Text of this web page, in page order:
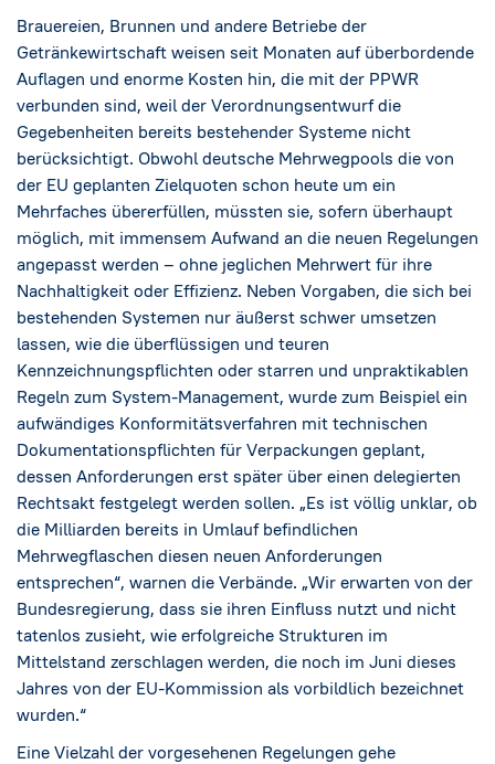
Brauereien, Brunnen und andere Betriebe der
Getränkewirtschaft weisen seit Monaten auf überbordende
Auflagen und enorme Kosten hin, die mit der PPWR
verbunden sind, weil der Verordnungsentwurf die
Gegebenheiten bereits bestehender Systeme nicht
berücksichtigt. Obwohl deutsche Mehrwegpools die von
der EU geplanten Zielquoten schon heute um ein
Mehrfaches übererfüllen, müssten sie, sofern überhaupt
möglich, mit immensem Aufwand an die neuen Regelungen
angepasst werden – ohne jeglichen Mehrwert für ihre
Nachhaltigkeit oder Effizienz. Neben Vorgaben, die sich bei
bestehenden Systemen nur äußerst schwer umsetzen
lassen, wie die überflüssigen und teuren
Kennzeichnungspflichten oder starren und unpraktikablen
Regeln zum System-Management, wurde zum Beispiel ein
aufwändiges Konformitätsverfahren mit technischen
Dokumentationspflichten für Verpackungen geplant,
dessen Anforderungen erst später über einen delegierten
Rechtsakt festgelegt werden sollen. „Es ist völlig unklar, ob
die Milliarden bereits in Umlauf befindlichen
Mehrwegflaschen diesen neuen Anforderungen
entsprechen“, warnen die Verbände. „Wir erwarten von der
Bundesregierung, dass sie ihren Einfluss nutzt und nicht
tatenlos zusieht, wie erfolgreiche Strukturen im
Mittelstand zerschlagen werden, die noch im Juni dieses
Jahres von der EU-Kommission als vorbildlich bezeichnet
wurden.“
Eine Vielzahl der vorgesehenen Regelungen gehe